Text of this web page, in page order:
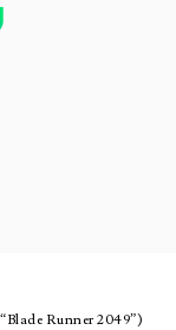
Runner 2049”)